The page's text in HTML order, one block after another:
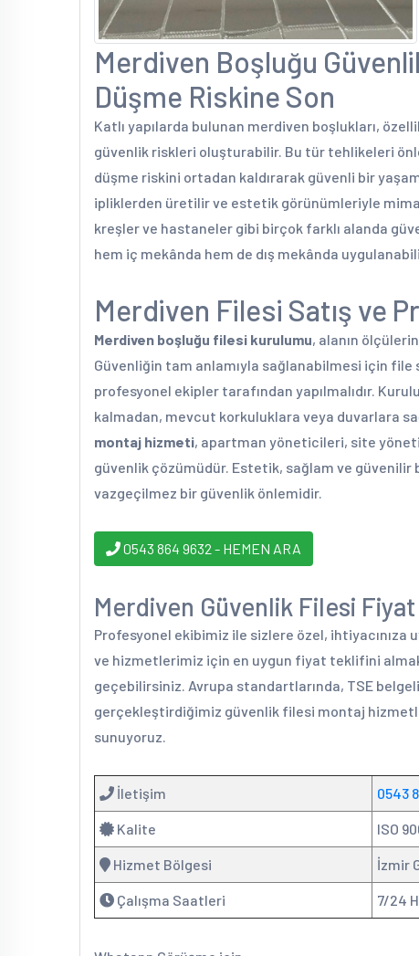
Merdiven Boşluğu
Düşme Riskine Son
Katlı yapılarda bulunan merdiven boşlukları,
güvenlik riskleri oluşturabilir. Bu tür tehlikeleri
düşme riskini ortadan kaldırarak güvenli bir
ipliklerden üretilir ve estetik görünümleriyle
kreşler ve hastaneler gibi birçok farklı alanda
hem iç mekânda hem de dış mekânda
Merdiven Filesi Satış ve
Merdiven boşluğu filesi kurulumu, alanın
Güvenliğin tam anlamıyla sağlanabilmesi için
profesyonel ekipler tarafından yapılmalıdır.
kalmadan, mevcut korkuluklara veya duvarlara
montaj hizmeti, apartman yöneticileri, site
güvenlik çözümüdür. Estetik, sağlam ve güvenilir
vazgeçilmez bir güvenlik önlemidir.
0543 864 9632 - HEMEN ARA
Merdiven Güvenlik Filesi
Profesyonel ekibimiz ile sizlere özel, ihtiyacınıza
ve hizmetlerimiz için en uygun fiyat teklifini
geçebilirsiniz. Avrupa standartlarında, TSE
gerçekleştirdiğimiz güvenlik filesi montaj
sunuyoruz.
İletişim 0543
Kalite ISO
Hizmet Bölgesi İzmir
Çalışma Saatleri 7/24